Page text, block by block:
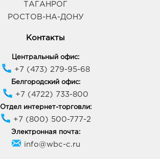
ТАГАНРОГ
РОСТОВ-НА-ДОНУ
Контакты
Центральный офис:
+7 (473) 279-95-68
Белгородский офис:
+7 (4722) 733-800
Отдел интернет-торговли:
+7 (800) 500-777-2
Электронная почта:
info@wbc-c.ru